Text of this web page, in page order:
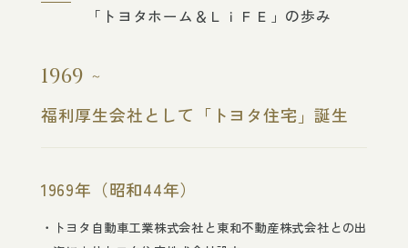
企業情報
代表ご挨拶
企業理念・行動指針
沿革
業績
「トヨタホーム＆ＬｉＦＥ」の歩み
1969
福利厚生会社として「トヨタ住宅」誕生
1969年（昭和44年）
トヨタ自動車工業株式会社と東和不動産株式会社との出